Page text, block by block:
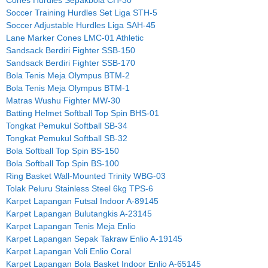
Soccer Training Hurdles Set Liga STH-5
Soccer Adjustable Hurdles Liga SAH-45
Lane Marker Cones LMC-01 Athletic
Sandsack Berdiri Fighter SSB-150
Sandsack Berdiri Fighter SSB-170
Bola Tenis Meja Olympus BTM-2
Bola Tenis Meja Olympus BTM-1
Matras Wushu Fighter MW-30
Batting Helmet Softball Top Spin BHS-01
Tongkat Pemukul Softball SB-34
Tongkat Pemukul Softball SB-32
Bola Softball Top Spin BS-150
Bola Softball Top Spin BS-100
Ring Basket Wall-Mounted Trinity WBG-03
Tolak Peluru Stainless Steel 6kg TPS-6
Karpet Lapangan Futsal Indoor A-89145
Karpet Lapangan Bulutangkis A-23145
Karpet Lapangan Tenis Meja Enlio
Karpet Lapangan Sepak Takraw Enlio A-19145
Karpet Lapangan Voli Enlio Coral
Karpet Lapangan Bola Basket Indoor Enlio A-65145